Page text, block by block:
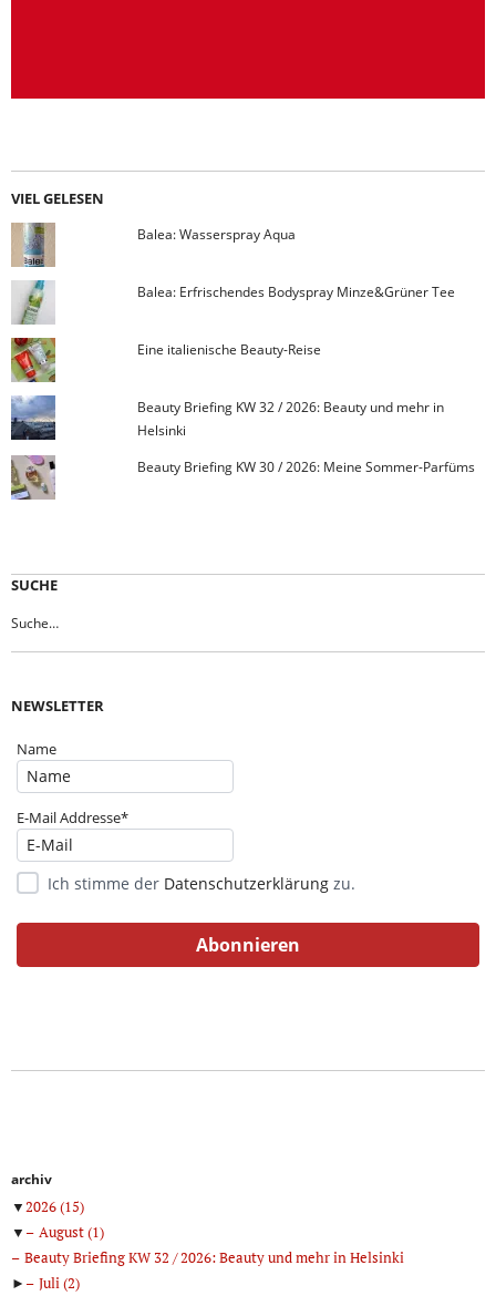
VIEL GELESEN
Balea: Wasserspray Aqua
Balea: Erfrischendes Bodyspray Minze&Grüner Tee
Eine italienische Beauty-Reise
Beauty Briefing KW 32 / 2026: Beauty und mehr in
Helsinki
Beauty Briefing KW 30 / 2026: Meine Sommer-Parfüms
SUCHE
NEWSLETTER
Name
E-Mail Addresse*
Ich stimme der Datenschutzerklärung zu.
archiv
▼2026(15)
▼
August(1)
Beauty Briefing KW 32 / 2026: Beauty und mehr in Helsinki
►
Juli(2)